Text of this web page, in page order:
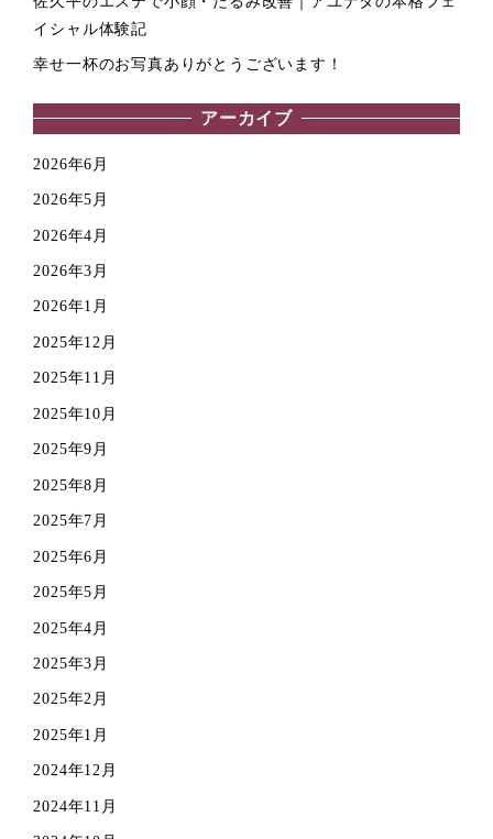
イシャル体験記
幸せ一杯のお写真ありがとうございます！
アーカイブ
2026年6月
2026年5月
2026年4月
2026年3月
2026年1月
2025年12月
2025年11月
2025年10月
2025年9月
2025年8月
2025年7月
2025年6月
2025年5月
2025年4月
2025年3月
2025年2月
2025年1月
2024年12月
2024年11月